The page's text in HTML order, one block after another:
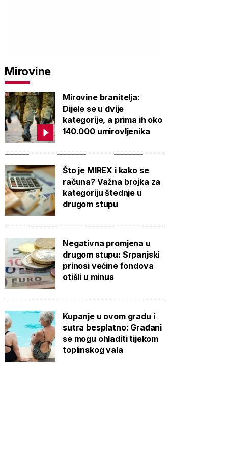
Mirovine
Mirovine branitelja:
Dijele se u dvije
kategorije, a prima ih oko
140.000 umirovljenika
Što je MIREX i kako se
računa? Važna brojka za
kategoriju štednje u
drugom stupu
Negativna promjena u
drugom stupu: Srpanjski
prinosi većine fondova
otišli u minus
Kupanje u ovom gradu i
sutra besplatno: Građani
se mogu ohladiti tijekom
toplinskog vala